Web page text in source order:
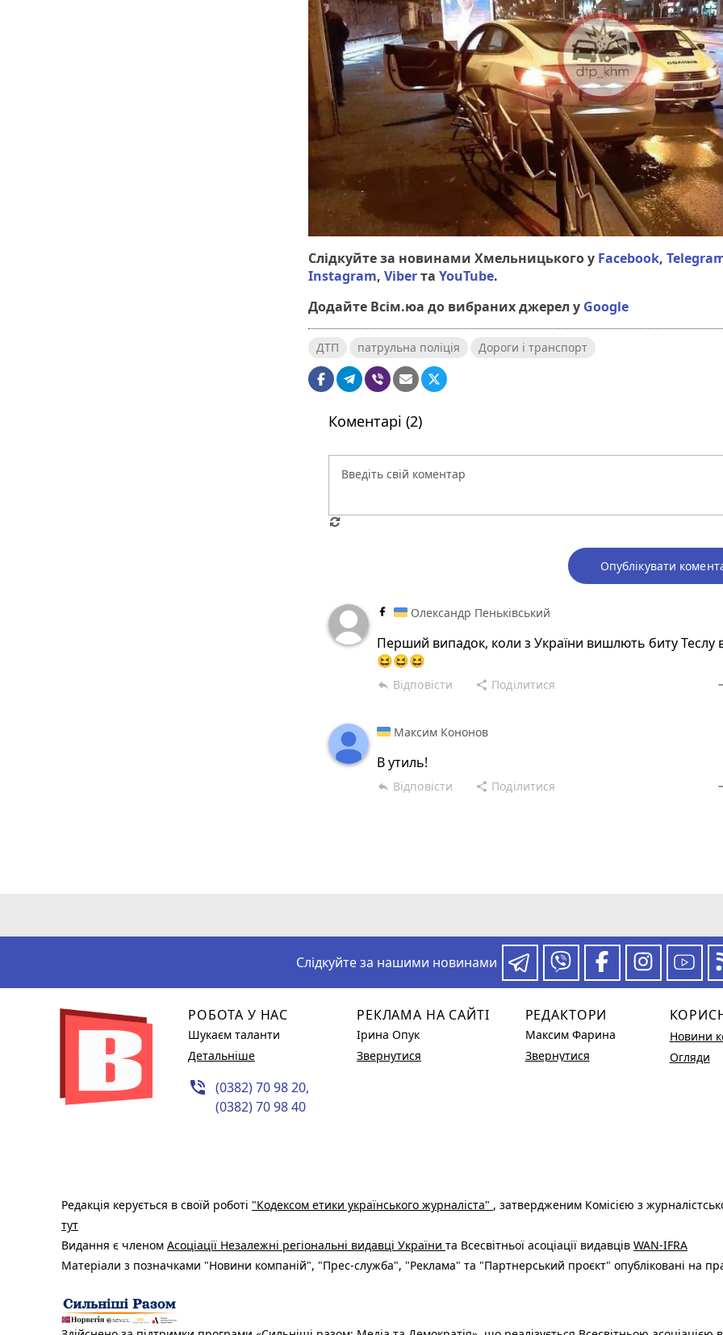
Слідкуйте за новинами Хмельницького у Facebook,
Instagram, Viberта YouTube.
Додайте Всім.юа до вибраних джерел у Google
ДТП патрульна поліція Дороги і транспорт
Коментарі (2)
Опублікувати
Олександр Пеньківський
Перший випадок, коли з України вишлють биту
😆😆😆
reply Відповісти share Поділитися
Максим Кононов
В утиль!
reply Відповісти share Поділитися
Слідкуйте за нашими новинами
РОБОТА У НАС
Шукаєм таланти
Детальніше
phone_in_talk (0382) 70 98 20,
(0382) 70 98 40
РЕКЛАМА НА САЙТІ
Ірина Опук
Звернутися
РЕДАКТОРИ
Максим Фарина
Звернутися
Новини
Огляди
Редакція керується в своїй роботі "Кодексом етики українського журналіста" , затвердженим Комісією з
тут
Видання є членом Асоціації Незалежні регіональні видавці України та Всесвітньої асоціації видавців WAN-IFRA
Матеріали з позначками "Новини компаній", "Прес-служба", "Реклама" та "Партнерський проєкт" опубліковані на